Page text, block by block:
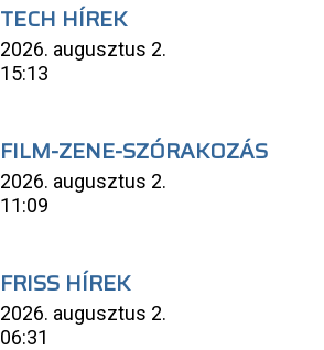
TECH HÍREK
2026. augusztus 2.
15:13
FILM-ZENE-SZÓRAKOZÁS
2026. augusztus 2.
11:09
FRISS HÍREK
2026. augusztus 2.
06:31